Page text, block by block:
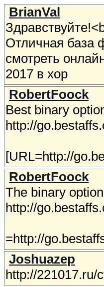
BrianVal
Отличная база
смотреть
2017 в хор
RobertFoock
Best binary
http://
[URL=http://
RobertFoock
The binary
http://
=http://
Joshuazep
http://221017.ru/